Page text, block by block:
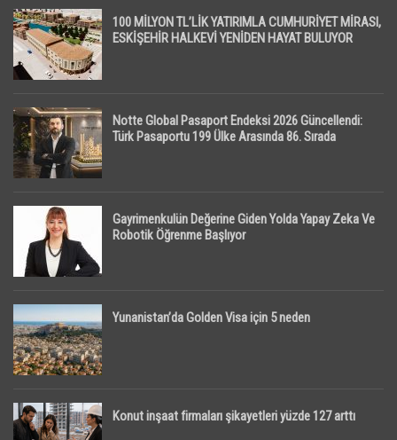
100 MİLYON TL’LİK YATIRIMLA CUMHURİYET MİRASI,
ESKİŞEHİR HALKEVİ YENİDEN HAYAT BULUYOR
Notte Global Pasaport Endeksi 2026 Güncellendi:
Türk Pasaportu 199 Ülke Arasında 86. Sırada
Gayrimenkulün Değerine Giden Yolda Yapay Zeka Ve
Robotik Öğrenme Başlıyor
Yunanistan’da Golden Visa için 5 neden
Konut inşaat firmaları şikayetleri yüzde 127 arttı